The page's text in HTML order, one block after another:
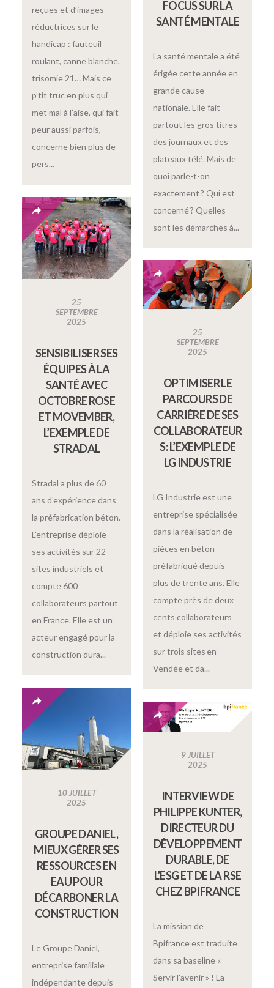
reçues et d’images
réductrices sur le
handicap : fauteuil
roulant, canne blanche,
trisomie 21… Mais ce
p’tit truc en plus qui
met mal à l’aise, qui fait
peur aussi parfois,
concerne bien plus de
pers...
FOCUS SUR LA
SANTÉ MENTALE
La santé mentale a été
érigée cette année en
grande cause
nationale. Elle fait
partout les gros titres
des journaux et des
plateaux télé. Mais de
quoi parle-t-on
exactement ? Qui est
concerné ? Quelles
sont les démarches à...
25
SEPTEMBRE
2025
SENSIBILISER SES
ÉQUIPES À LA
SANTÉ AVEC
OCTOBRE ROSE
ET MOVEMBER,
L’EXEMPLE DE
STRADAL
Stradal a plus de 60
ans d’expérience dans
la préfabrication béton.
L’entreprise déploie
ses activités sur 22
sites industriels et
compte 600
collaborateurs partout
en France. Elle est un
acteur engagé pour la
construction dura...
25
SEPTEMBRE
2025
OPTIMISER LE
PARCOURS DE
CARRIÈRE DE SES
COLLABORATEUR
S : L’EXEMPLE DE
LG INDUSTRIE
LG Industrie est une
entreprise spécialisée
dans la réalisation de
pièces en béton
préfabriqué depuis
plus de trente ans. Elle
compte près de deux
cents collaborateurs
et déploie ses activités
sur trois sites en
Vendée et da...
10 JUILLET
2025
GROUPE DANIEL,
MIEUX GÉRER SES
RESSOURCES EN
EAU POUR
DÉCARBONER LA
CONSTRUCTION
Le Groupe Daniel,
entreprise familiale
indépendante depuis
9 JUILLET
2025
INTERVIEW DE
PHILIPPE KUNTER,
DIRECTEUR DU
DÉVELOPPEMENT
DURABLE, DE
L’ESG ET DE LA RSE
CHEZ BPIFRANCE
La mission de
Bpifrance est traduite
dans sa baseline «
Servir l’avenir » ! La